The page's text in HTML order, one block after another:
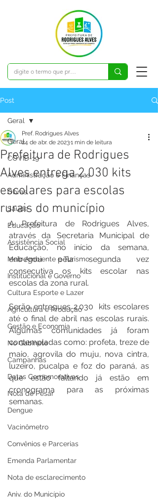
Post
Geral
COVID-19
Administração e Finanças
Obras
Saúde
Educação
Assistência Social
Meio Ambiente e Turismo
Institucional e Governo
Cultura Esporte e Lazer
Agricultura e Produção
Gestão e Economia
No Gabinete
Campanhas
Datas Comemorativas
Nota de Pesar
Dengue
Vacinômetro
Convênios e Parcerias
Emenda Parlamentar
Nota de esclarecimento
Aniv. do Município
Geral
Prefeitura de Rodrigues
Alves entrega 2.030 kits
escolares para escolas
rurais do município
Pref. Rodrigues Alves
24 de abr. de 20231 min de leitura
A Prefeitura de Rodrigues Alves,
através da Secretaria Municipal de
Educação, no início da semana,
entregou pela segunda vez
consecutiva os kits escolar nas
escolas da zona rural.
Serão entregues 2.030  kits escolares
até o final de abril nas escolas rurais.
Algumas comunidades já foram
contempladas como: profeta, treze de
maio, agrovila do muju, nova cintra,
luzeiro, pucalpa e foz do paraná, as
que estão faltando já estão em
cronograma para as próximas
semanas.